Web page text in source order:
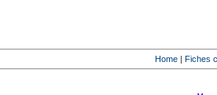
Home | Fiches